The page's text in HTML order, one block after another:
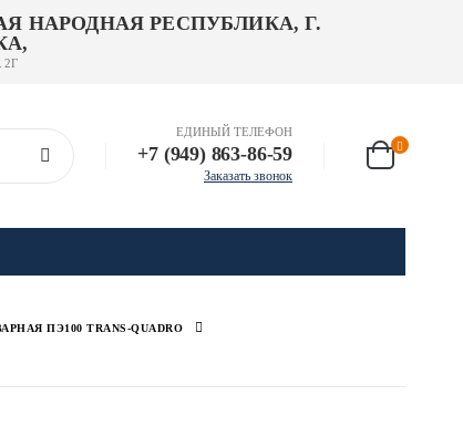
НАРОДНАЯ РЕСПУБЛИКА, Г.
2Г
ЕДИНЫЙ ТЕЛЕФОН
+7 (949) 863-86-59
Заказать звонок
ПЭ100 TRANS-QUADRO